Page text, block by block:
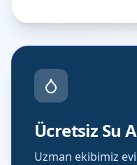
Ücretsiz Su
Uzman ekibimiz